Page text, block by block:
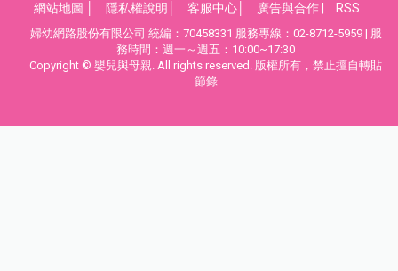
網站地圖 隱私權說明 客服中心 廣告與合作 RSS
婦幼網路股份有限公司 統編：70458331 服務專線：02-8712-5959 | 服
務時間：週一～週五：10:00~17:30
Copyright © 嬰兒與母親. All rights reserved. 版權所有，禁止擅自轉貼
節錄